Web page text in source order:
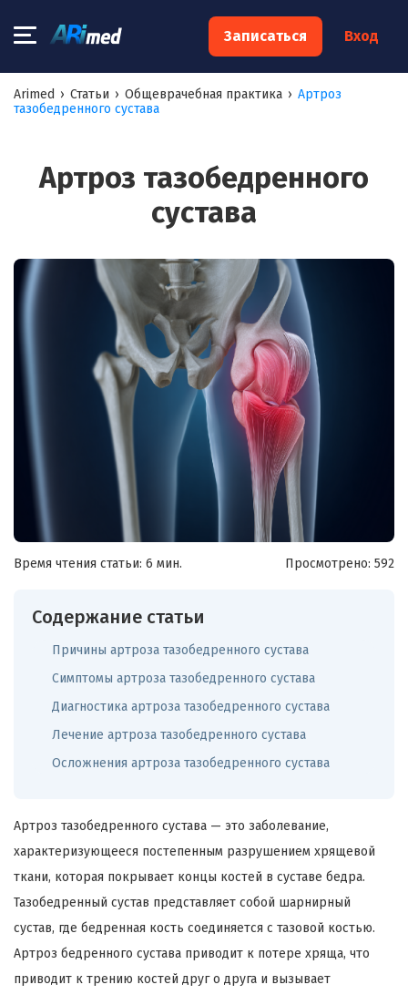
Записаться Вход
Arimed › Статьи › Общеврачебная практика › Артроз
тазобедренного сустава
Артроз тазобедренного
сустава
Время чтения статьи: 6 мин. Просмотрено: 592
Содержание статьи
Причины артроза тазобедренного сустава
Симптомы артроза тазобедренного сустава
Диагностика артроза тазобедренного сустава
Лечение артроза тазобедренного сустава
Осложнения артроза тазобедренного сустава
Артроз тазобедренного сустава — это заболевание,
характеризующееся постепенным разрушением хрящевой
ткани, которая покрывает концы костей в суставе бедра.
Тазобедренный сустав представляет собой шарнирный
сустав, где бедренная кость соединяется с тазовой костью.
Артроз бедренного сустава приводит к потере хряща, что
приводит к трению костей друг о друга и вызывает
×
Запишитесь на консультацию к
специалисту
Ваш e-mail:*
Я согласен наобработку моих персональных данных